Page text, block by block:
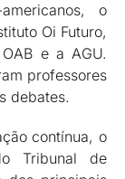
o
Oi Futuro,
e a AGU.
professores
debates.
contínua, o
Tribunal de